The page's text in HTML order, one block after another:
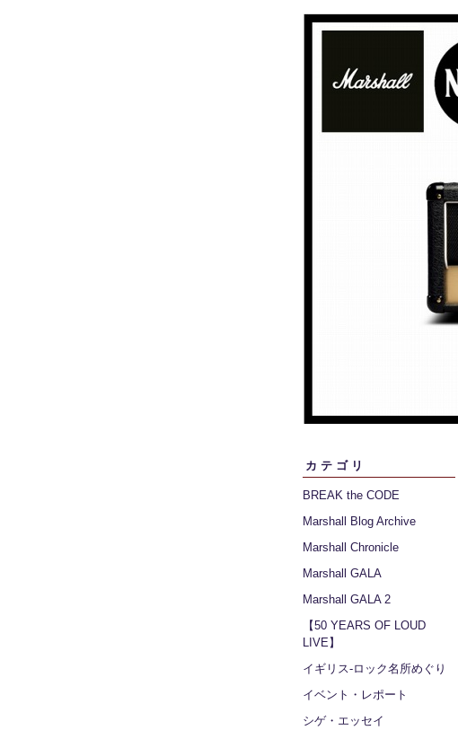
カテゴリ
BREAK the CODE
Marshall Blog Archive
Marshall Chronicle
Marshall GALA
Marshall GALA 2
【50 YEARS OF LOUD
LIVE】
イギリス‐ロック名所めぐり
イベント・レポート
シゲ・エッセイ